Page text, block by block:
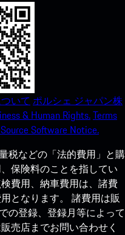
いて ポルシェ ジャパン株
& Human Rights.Terms
Software Notice.
税などの「法的費用」と購
保険料のことを指してい
費用、納車費用は、諸費
となります。 諸費用は販
の登録、登録月等によって
売店までお問い合わせく